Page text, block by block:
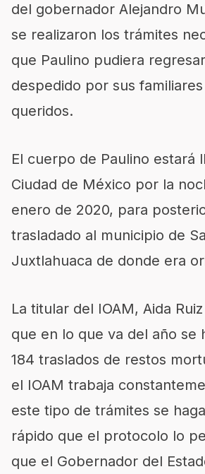
del gobernador Alejandro
se realizaron los trámites
que Paulino pudiera
despedido por sus
queridos.
El cuerpo de Paulino estará
Ciudad de México por la
enero de 2020, para
trasladado al municipio de
Juxtlahuaca de donde era
La titular del IOAM, Aida
que en lo que va del año se
184 traslados de restos
el IOAM trabaja
este tipo de trámites se
rápido que el protocolo lo
que el Gobernador del